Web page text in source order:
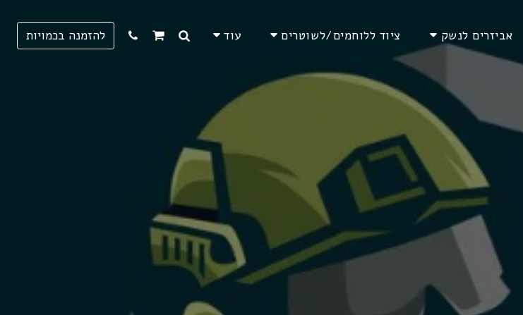
אביזרים לנשק ציוד ללוחמים/לשוטרים עוד להזמנה בכמויות